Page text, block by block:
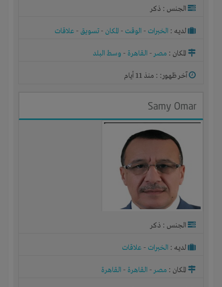
الجنس : ذكر
لديـه : الخبرات - الوقت - المكان - تسويق - علاقات
المكان : مصر- القاهرة - وسط البلد
آخر ظهور: : منذ 11 أيام
Samy Omar
الجنس : ذكر
لديـه : الخبرات - علاقات
المكان : مصر- القاهرة - القاهرة